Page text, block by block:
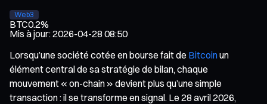
Web3
BTC0.2%
Mis à jour:2026-04-28 08:50
Lorsqu’une société cotée en bourse fait de Bitcoinun
élément central de sa stratégie de bilan, chaque
mouvement « on-chain » devient plus qu’une simple
transaction : il se transforme en signal. Le 28 avril 2026,